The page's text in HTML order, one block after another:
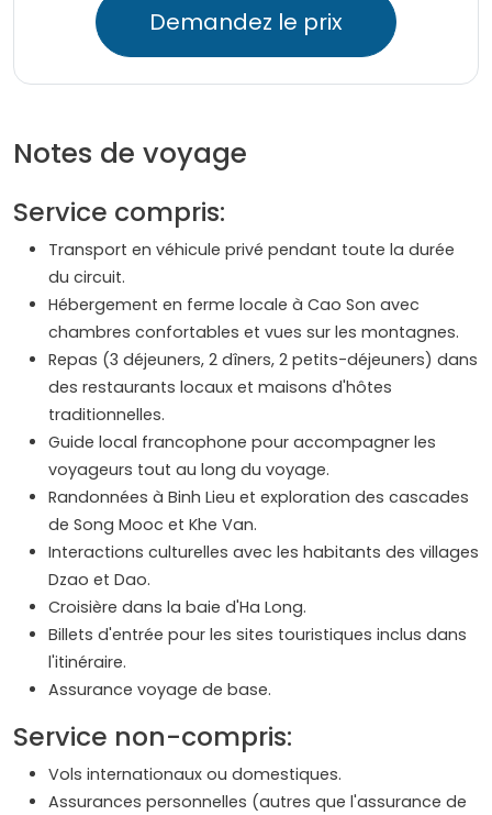
Demandez le prix
Notes de voyage
Service compris:
Transport en véhicule privé pendant toute la durée
du circuit.
Hébergement en ferme locale à Cao Son avec
chambres confortables et vues sur les montagnes.
Repas (3 déjeuners, 2 dîners, 2 petits-déjeuners) dans
des restaurants locaux et maisons d'hôtes
traditionnelles.
Guide local francophone pour accompagner les
voyageurs tout au long du voyage.
Randonnées à Binh Lieu et exploration des cascades
de Song Mooc et Khe Van.
Interactions culturelles avec les habitants des villages
Dzao et Dao.
Croisière dans la baie d'Ha Long.
Billets d'entrée pour les sites touristiques inclus dans
l'itinéraire.
Assurance voyage de base.
Service non-compris:
Vols internationaux ou domestiques.
Assurances personnelles (autres que l'assurance de